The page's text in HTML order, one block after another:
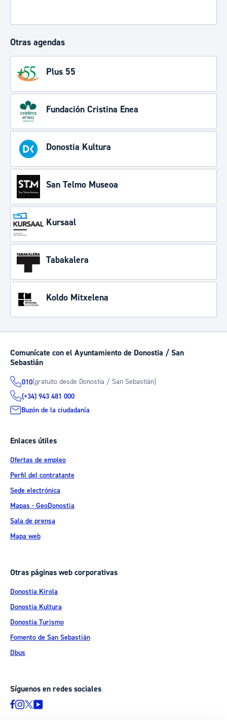
Otras agendas
Plus 55
Fundación Cristina Enea
Donostia Kultura
San Telmo Museoa
Kursaal
Tabakalera
Koldo Mitxelena
Comunícate con el Ayuntamiento de Donostia / San
Sebastián
010(gratuito desde Donostia / San Sebastián)
(+34) 943 481 000
Buzón de la ciudadanía
Enlaces útiles
Ofertas de empleo
Perfil del contratante
Sede electrónica
Mapas - GeoDonostia
Sala de prensa
Mapa web
Otras páginas web corporativas
Donostia Kirola
Donostia Kultura
Donostia Turismo
Fomento de San Sebastián
Dbus
Síguenos en redes sociales